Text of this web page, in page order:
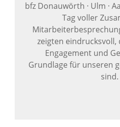
bfz Donauwörth · Ulm ·
Tag voller
zeigten eindrucksvoll,
Engagement und
Grundlage für unseren
sind.